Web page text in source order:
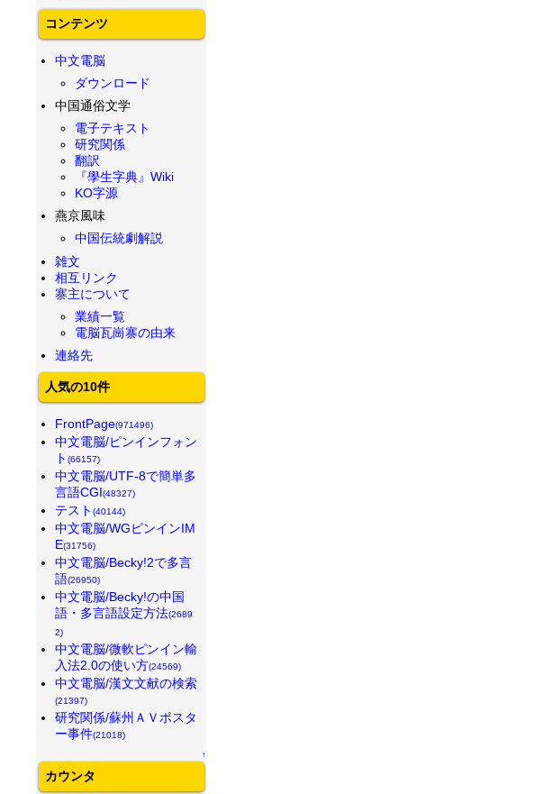
コンテンツ
中文電脳
ダウンロード
中国通俗文学
電子テキスト
研究関係
翻訳
『學生字典』Wiki
KO字源
燕京風味
中国伝統劇解説
雑文
相互リンク
寨主について
業績一覧
電脳瓦崗寨の由来
連絡先
人気の10件
FrontPage(971496)
中文電脳/ピンインフォン
ト(66157)
中文電脳/UTF-8で簡単多
言語CGI(48327)
テスト(40144)
中文電脳/WGピンインIM
E(31756)
中文電脳/Becky!2で多言
語(26950)
中文電脳/Becky!の中国
語・多言語設定方法(2689
2)
中文電脳/微軟ピンイン輸
入法2.0の使い方(24569)
中文電脳/漢文文献の検索
(21397)
研究関係/蘇州ＡＶポスタ
ー事件(21018)
↑
カウンタ